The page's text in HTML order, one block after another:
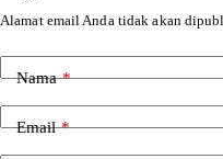
Alamat email Anda tidak akan
Nama*
Email*